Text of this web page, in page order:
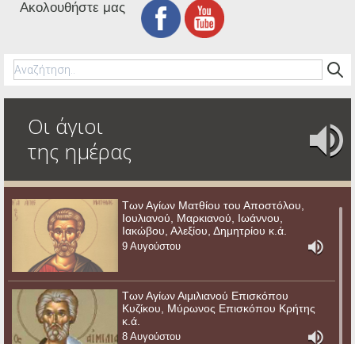
Ακολουθήστε μας
Οι άγιοι
της ημέρας
Των Αγίων Ματθίου του Αποστόλου,
Ιουλιανού, Μαρκιανού, Ιωάννου,
Ιακώβου, Αλεξίου, Δημητρίου κ.ά.
9 Αυγούστου
Των Αγίων Αιμιλιανού Επισκόπου
Κυζίκου, Μύρωνος Επισκόπου Κρήτης
κ.ά.
8 Αυγούστου